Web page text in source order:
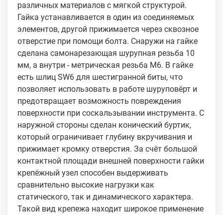
различных материалов с мягкой структурой.
Гайка устанавливается в один из соединяемых
элементов, другой прижимается через сквозное
отверстие при помощи болта. Снаружи на гайке
сделана самонарезающая шурупная резьба 10
мм, а внутри - метрическая резьба М6. В гайке
есть шлиц SW6 для шестигранной биты, что
позволяет использовать в работе шуруповёрт и
предотвращает возможность повреждения
поверхности при соскальзывании инструмента. С
наружной стороны сделан конический буртик,
который ограничивает глубину вкручивания и
прижимает кромку отверстия. За счёт большой
контактной площади внешней поверхности гайки
крепёжный узел способен выдерживать
сравнительно высокие нагрузки как
статического, так и динамического характера.
Такой вид крепежа находит широкое применение